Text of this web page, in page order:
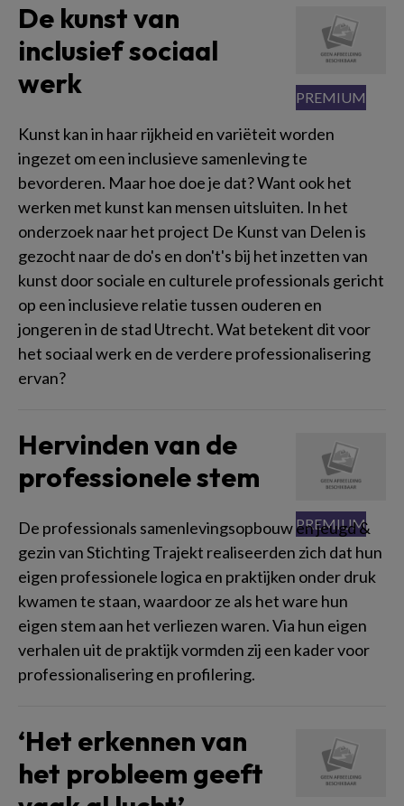
De kunst van
inclusief sociaal
werk
Kunst kan in haar rijkheid en variëteit worden
ingezet om een inclusieve samenleving te
bevorderen. Maar hoe doe je dat? Want ook het
werken met kunst kan mensen uitsluiten. In het
onderzoek naar het project De Kunst van Delen is
gezocht naar de do's en don't's bij het inzetten van
kunst door sociale en culturele professionals gericht
op een inclusieve relatie tussen ouderen en
jongeren in de stad Utrecht. Wat betekent dit voor
het sociaal werk en de verdere professionalisering
ervan?
Hervinden van de
professionele stem
De professionals samenlevingsopbouw en jeugd &
gezin van Stichting Trajekt realiseerden zich dat hun
eigen professionele logica en praktijken onder druk
kwamen te staan, waardoor ze als het ware hun
eigen stem aan het verliezen waren. Via hun eigen
verhalen uit de praktijk vormden zij een kader voor
professionalisering en profilering.
‘Het erkennen van
het probleem geeft